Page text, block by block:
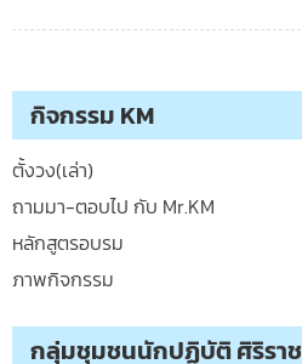
กิจกรรม KM
ตั้งวง(เล่า)
ถามมา-ตอบไป กับ Mr.KM
หลักสูตรอบรม
ภาพกิจกรรม
กลุ่มชุมชนนักปฏิบัติ ศิริราช